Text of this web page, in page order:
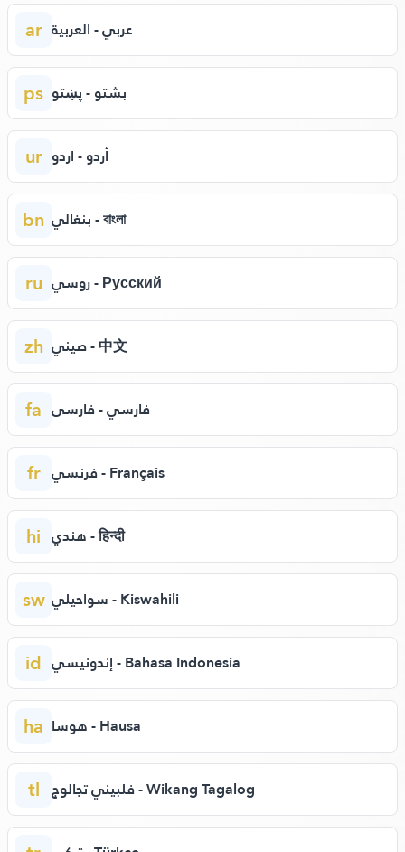
ar عربي - العربية
ps بشتو - پښتو
ur أردو - اردو
bn بنغالي - বাংলা
ru روسي - Русский
zh صيني - 中文
fa فارسي - فارسی
fr فرنسي - Français
hi هندي - हिन्दी
sw سواحيلي - Kiswahili
id إندونيسي - Bahasa Indonesia
ha هوسا - Hausa
tl فلبيني تجالوج - Wikang Tagalog